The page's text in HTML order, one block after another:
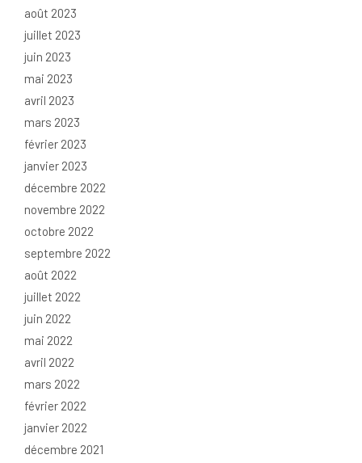
août 2023
juillet 2023
juin 2023
mai 2023
avril 2023
mars 2023
février 2023
janvier 2023
décembre 2022
novembre 2022
octobre 2022
septembre 2022
août 2022
juillet 2022
juin 2022
mai 2022
avril 2022
mars 2022
février 2022
janvier 2022
décembre 2021